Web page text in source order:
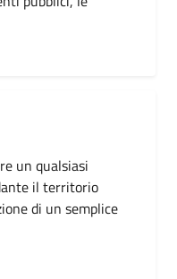
un qualsiasi
il territorio
di un semplice